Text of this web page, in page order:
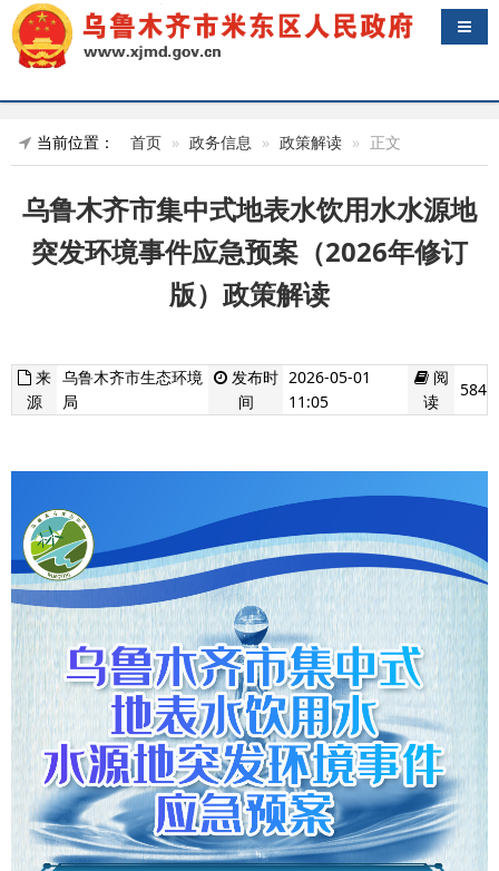
导航
当前位置： 首页 政务信息 政策解读 正文
乌鲁木齐市集中式地表水饮用水水源地
突发环境事件应急预案（2026年修订
版）政策解读
来
源
乌鲁木齐市生态环境
局
发布时
间
2026-05-01
11:05
阅
读
584